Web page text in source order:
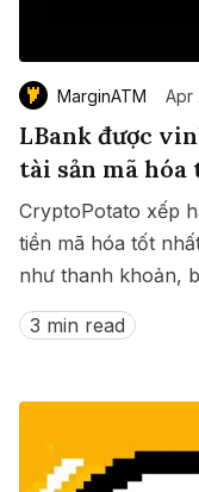
MarginATM Apr
LBank được
tài sản mã hóa
CryptoPotato xếp
tiền mã hóa tốt
như thanh khoản,
3 min read